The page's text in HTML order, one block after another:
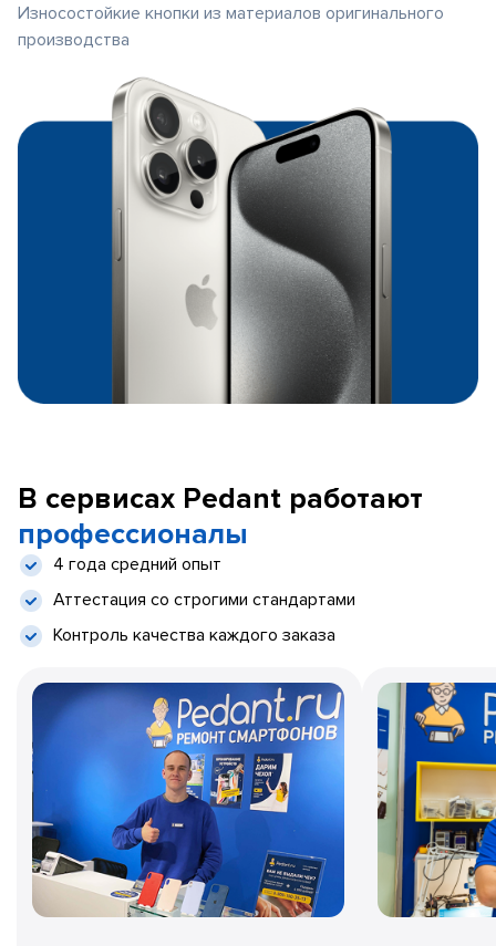
Износостойкие кнопки из материалов оригинального
производства
В сервисах Pedant работают
профессионалы
4 года средний опыт
Аттестация со строгими стандартами
Контроль качества каждого заказа